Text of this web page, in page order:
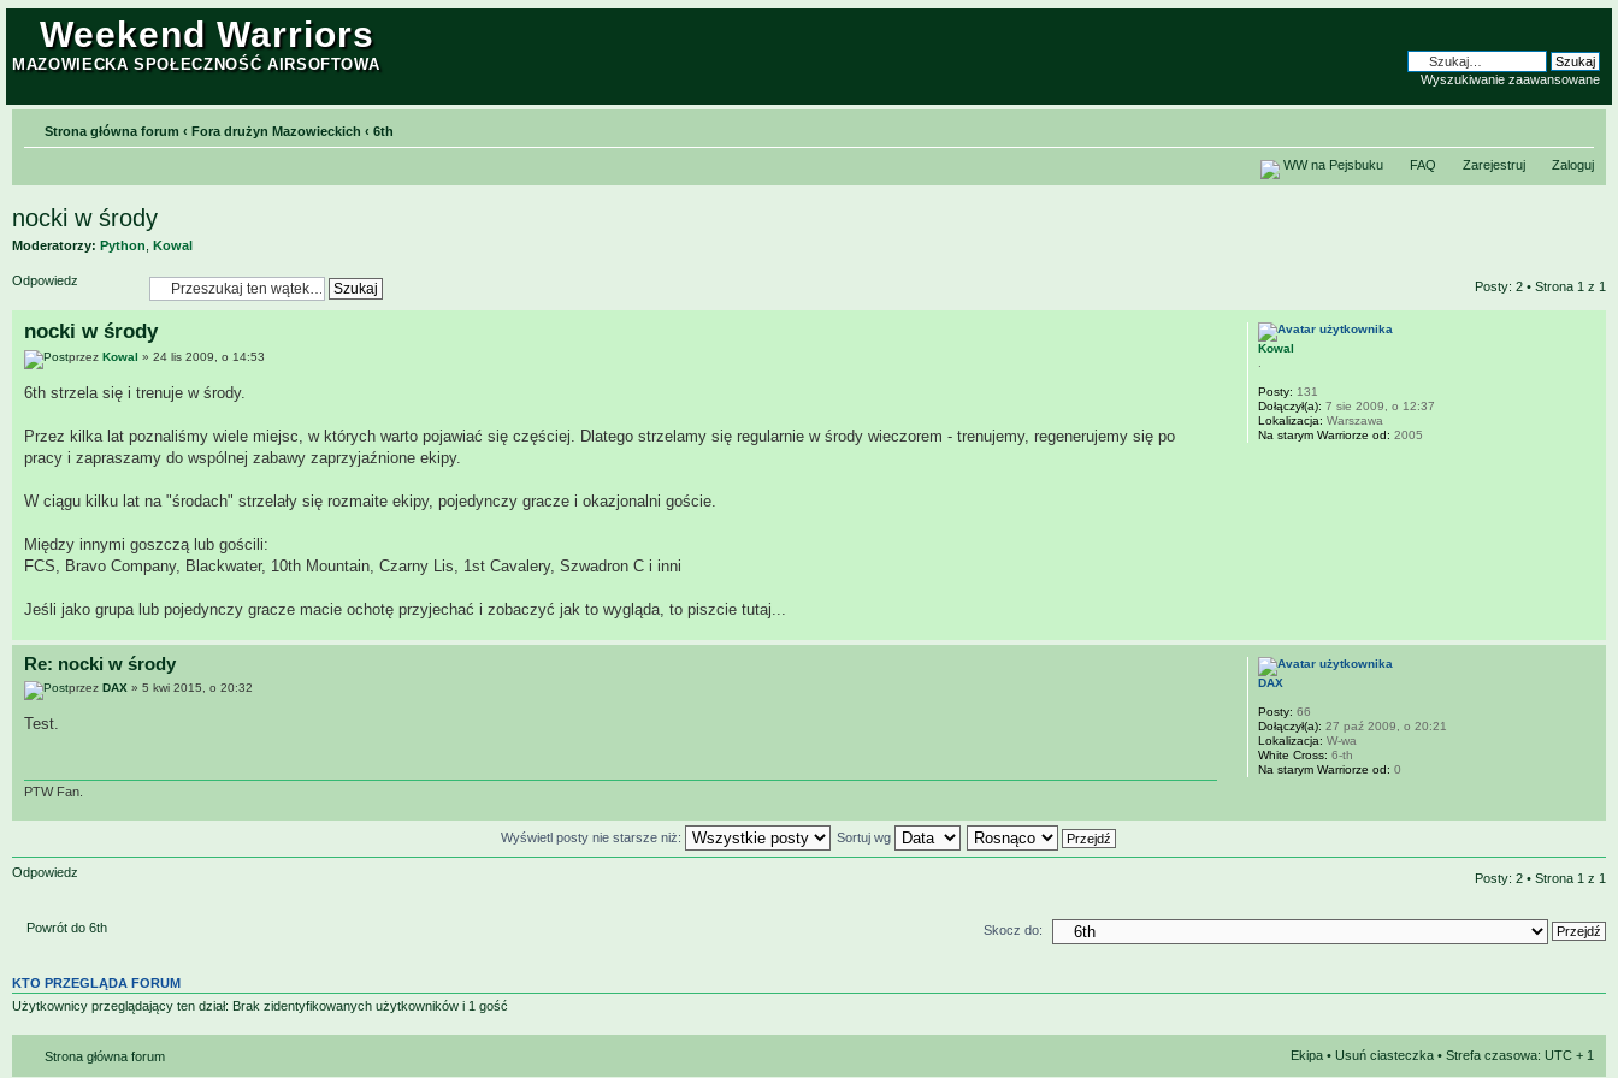
Weekend Warriors
MAZOWIECKA SPOŁECZNOŚĆ AIRSOFTOWA
Wyszukiwanie zaawansowane
Strona główna forum ‹ Fora drużyn Mazowieckich ‹ 6th
WW na Pejsbuku FAQ Zarejestruj Zaloguj
nocki w środy
Moderatorzy: Python Kowal
Odpowiedz Posty: 2 • Strona 1 z 1
nocki w środy
przez Kowal » 24 lis 2009, o 14:53
6th strzela się i trenuje w środy.
Przez kilka lat poznaliśmy wiele miejsc, w których warto pojawiać się częściej. Dlatego strzelamy się regularnie w środy wieczorem - trenujemy, regenerujemy się po
pracy i zapraszamy do wspólnej zabawy zaprzyjaźnione ekipy.
W ciągu kilku lat na "środach" strzelały się rozmaite ekipy, pojedynczy gracze i okazjonalni goście.
Między innymi goszczą lub gościli:
FCS, Bravo Company, Blackwater, 10th Mountain, Czarny Lis, 1st Cavalery, Szwadron C i inni
Jeśli jako grupa lub pojedynczy gracze macie ochotę przyjechać i zobaczyć jak to wygląda, to piszcie tutaj...
Kowal
Posty: 131
Dołączył(a): 7 sie 2009, o 12:37
Lokalizacja: Warszawa
Na starym Warriorze od: 2005
Re: nocki w środy
przez DAX » 5 kwi 2015, o 20:32
Test.
PTW Fan.
DAX
Posty: 66
Dołączył(a): 27 paź 2009, o 20:21
Lokalizacja: W-wa
White Cross: 6-th
Na starym Warriorze od: 0
Wyświetl posty nie starsze niż: Sortuj wg
Odpowiedz Posty: 2 • Strona 1 z 1
Powrót do 6th Skocz do:
KTO PRZEGLĄDA FORUM
Użytkownicy przeglądający ten dział: Brak zidentyfikowanych użytkowników i 1 gość
Strona główna forum Ekipa • Usuń ciasteczka • Strefa czasowa: UTC + 1